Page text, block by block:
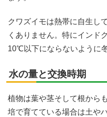
クワズイモは熱帯に自生し
くありません。特にインド
10℃以下にならないように
水の量と交換時期
植物は葉や茎そして根から
培で育てている場合は土や